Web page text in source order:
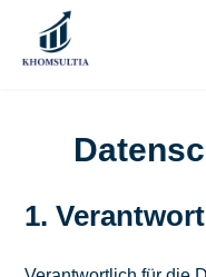
1.